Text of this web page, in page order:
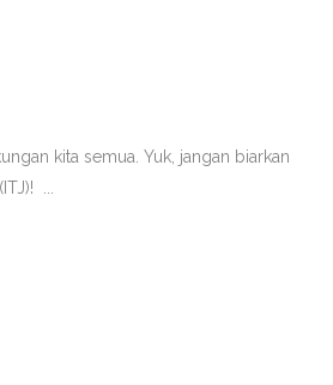
kita semua. Yuk, jangan biarkan
...